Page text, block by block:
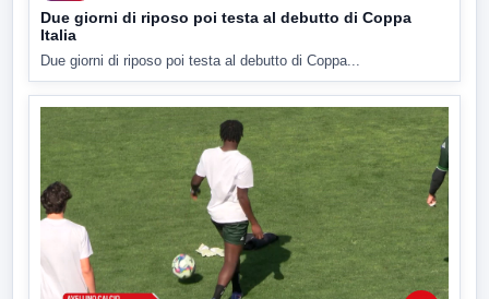
Due giorni di riposo poi testa al debutto di Coppa
Italia
Due giorni di riposo poi testa al debutto di Coppa...